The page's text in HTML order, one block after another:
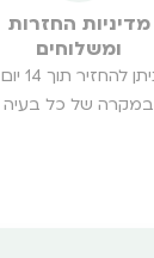
מדיניות החזרות
ומשלוחים
ניתן להחזיר תוך 14 יום
במקרה של כל בעיה